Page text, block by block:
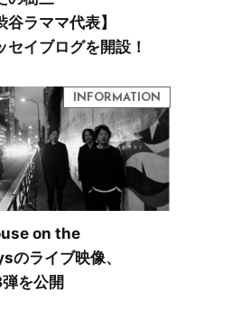
谷ラママ代表】
セイブログを開設！
on the
のライブ映像、
を公開